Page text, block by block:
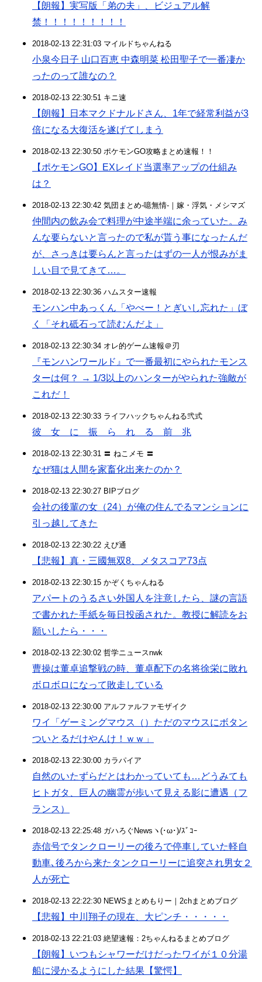
【朗報】実写版「弟の夫」、ビジュアル解
禁！！！！！！！！！
2018-02-13 22:31:03 マイルドちゃんねる
小泉今日子 山口百恵 中森明菜 松田聖子で一番凄か
ったのって誰なの？
2018-02-13 22:30:51 キニ速
【朗報】日本マクドナルドさん、1年で経常利益が3
倍になる大復活を遂げてしまう
2018-02-13 22:30:50 ポケモンGO攻略まとめ速報！！
【ポケモンGO】EXレイド当選率アップの仕組み
は？
2018-02-13 22:30:42 気団まとめ-噫無情-｜嫁・浮気・メシマズ
仲間内の飲み会で料理が中途半端に余っていた。み
んな要らないと言ったので私が貰う事になったんだ
が、さっきは要らんと言ったはずの一人が恨みがま
しい目で見てきて…。
2018-02-13 22:30:36 ハムスター速報
モンハン中あっくん「やべー！とぎいし忘れた」ぼ
く「それ砥石って読むんだよ」
2018-02-13 22:30:34 オレ的ゲーム速報＠刃
『モンハンワールド』で一番最初にやられたモンス
ターは何？ → 1/3以上のハンターがやられた強敵が
これだ！
2018-02-13 22:30:33 ライフハックちゃんねる弐式
彼 女 に 振 ら れ る 前 兆
2018-02-13 22:30:31 〓 ねこメモ 〓
なぜ猫は人間を家畜化出来たのか？
2018-02-13 22:30:27 BIPブログ
会社の後輩の女（24）が俺の住んでるマンションに
引っ越してきた
2018-02-13 22:30:22 えび通
【悲報】真・三國無双8、メタスコア73点
2018-02-13 22:30:15 かぞくちゃんねる
アパートのうるさい外国人を注意したら、謎の言語
で書かれた手紙を毎日投函された。教授に解読をお
願いしたら・・・
2018-02-13 22:30:02 哲学ニュースnwk
曹操は董卓追撃戦の時、董卓配下の名将徐栄に敗れ
ボロボロになって敗走している
2018-02-13 22:30:00 アルファルファモザイク
ワイ「ゲーミングマウス（）ただのマウスにボタン
ついとるだけやんけ！ｗｗ」
2018-02-13 22:30:00 カラパイア
自然のいたずらだとはわかっていても…どうみても
ヒトガタ、巨人の幽霊が歩いて見える影に遭遇（フ
ランス）
2018-02-13 22:25:48 ガハろぐNewsヽ(･ω･)/ｽﾞｺｰ
赤信号でタンクローリーの後ろで停車していた軽自
動車､後ろから来たタンクローリーに追突され男女２
人が死亡
2018-02-13 22:22:30 NEWSまとめもりー｜2chまとめブログ
【悲報】中川翔子の現在、大ピンチ・・・・・
2018-02-13 22:21:03 絶望速報：2ちゃんねるまとめブログ
【朗報】いつもシャワーだけだったワイが１０分湯
船に浸かるようにした結果【驚愕】